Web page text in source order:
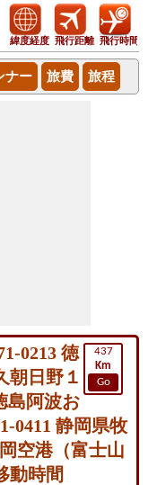
緯度経度 飛行距離 飛行時間
ナー 旅費 旅程
437
Km
Go
0213 徳
朝日野１
島阿波お
0411 静岡県牧
空港（富士山
動時間